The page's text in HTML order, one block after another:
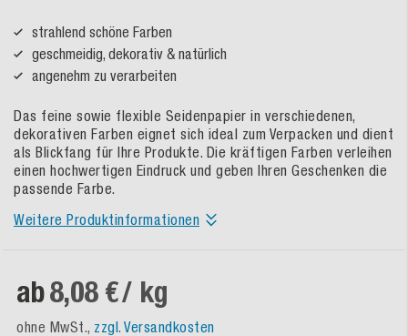
strahlend schöne Farben
geschmeidig, dekorativ & natürlich
angenehm zu verarbeiten
Das feine sowie flexible Seidenpapier in verschiedenen,
dekorativen Farben eignet sich ideal zum Verpacken und dient
als Blickfang für Ihre Produkte. Die kräftigen Farben verleihen
einen hochwertigen Eindruck und geben Ihren Geschenken die
passende Farbe.
Weitere Produktinformationen
ab8,08 €/ kg
ohne MwSt., zzgl. Versandkosten